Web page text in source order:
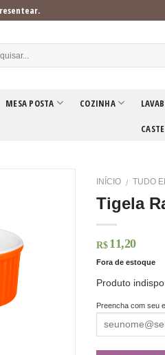
MESA POSTA COZINHA
INÍCIO / TUDO
Tigela
R$ 11,20
Fora de estoque
Produto
Preencha com seu